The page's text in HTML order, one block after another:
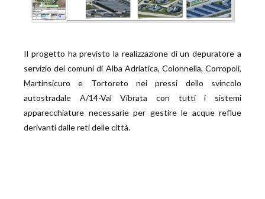
Il progetto ha previsto la realizzazione di un depuratore a
servizio dei comuni di Alba Adriatica, Colonnella, Corropoli,
Martinsicuro e Tortoreto nei pressi dello svincolo
autostradale A/14-Val Vibrata con tutti i sistemi
apparecchiature necessarie per gestire le acque reflue
derivanti dalle reti delle città.